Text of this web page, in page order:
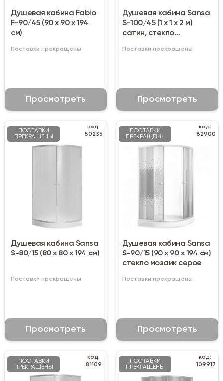
Душевая кабина Fabio
F-90/45 (90 х 90 х 194
см)
Поставки прекращены
Просмотреть
Душевая кабина Sansa
S-100/45 (1 х 1 х 2 м)
сатин, стекло
Поставки прекращены
Просмотреть
ПОСТАВКИ
ПРЕКРАЩЕНЫ
код:
50235
Душевая кабина Sansa
S-80/15 (80 х 80 х 194 см)
Поставки прекращены
Просмотреть
ПОСТАВКИ
ПРЕКРАЩЕНЫ
код:
82900
Душевая кабина Sansa
S-90/15 (90 х 90 х 194 cм)
стекло мозаик серое
Поставки прекращены
Просмотреть
ПОСТАВКИ
ПРЕКРАЩЕНЫ
код:
81109
ПОСТАВКИ
ПРЕКРАЩЕНЫ
код:
109917